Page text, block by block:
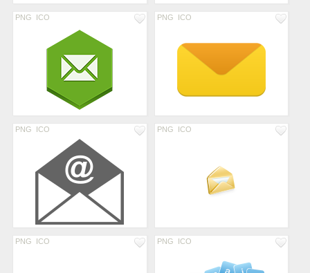
PNG ICO PNG ICO
PNG ICO PNG ICO
PNG ICO PNG ICO